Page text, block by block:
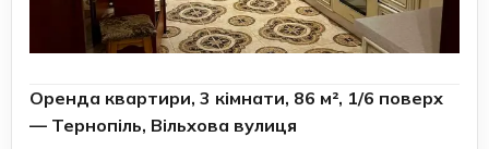
Оренда квартири, 3 кімнати, 86 м², 1/6 поверх
— Тернопіль, Вільхова вулиця